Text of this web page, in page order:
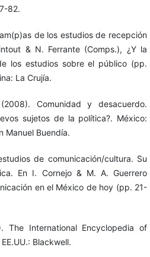
82.
de los estudios de recepción
& N. Ferrante (Comps.), ¿Y la
los estudios sobre el público (pp.
La Crujía.
Comunidad y desacuerdo.
sujetos de la política?. México:
Manuel Buendía.
de comunicación/cultura. Su
En I. Cornejo & M. A. Guerrero
en el México de hoy (pp. 21-
The International Encyclopedia of
Blackwell.